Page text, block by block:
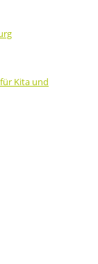
Kita und